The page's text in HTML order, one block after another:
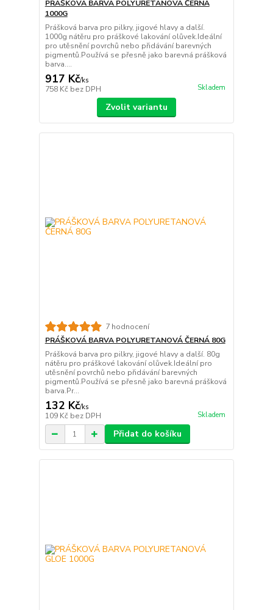
PRÁŠKOVÁ BARVA POLYURETANOVÁ ČERNÁ
1000G
Prášková barva pro pilkry, jigové hlavy a další.
1000g nátěru pro práškové lakování olůvek.Ideální
pro utěsnění povrchů nebo přidávání barevných
pigmentů.Používá se přesně jako barevná prášková
barva....
917 Kč/ks
758 Kč bez DPH Skladem
Zvolit variantu
7 hodnocení
PRÁŠKOVÁ BARVA POLYURETANOVÁ ČERNÁ 80G
Prášková barva pro pilkry, jigové hlavy a další. 80g
nátěru pro práškové lakování olůvek.Ideální pro
utěsnění povrchů nebo přidávání barevných
pigmentů.Používá se přesně jako barevná prášková
barva.Pr...
132 Kč/ks
109 Kč bez DPH Skladem
Přidat do košíku